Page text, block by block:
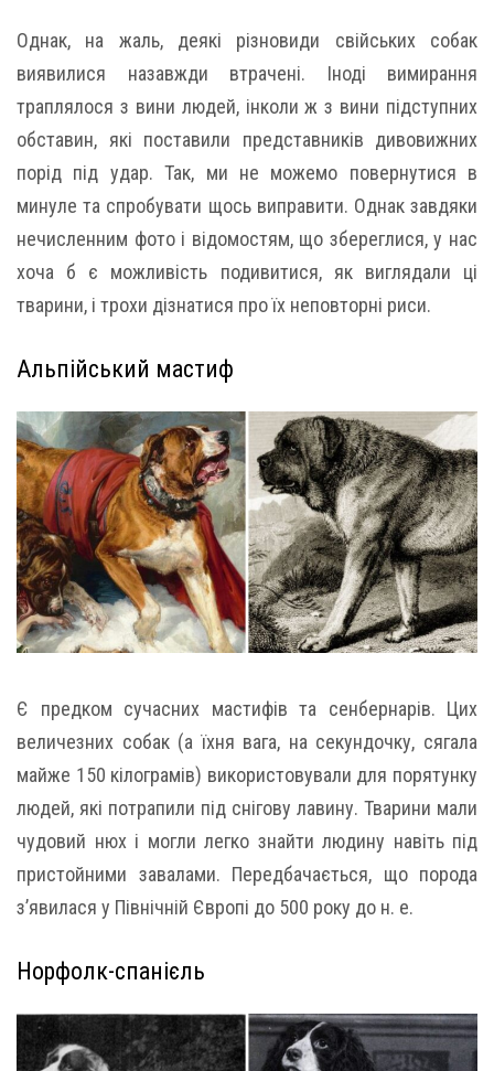
Однак, на жаль, деякі різновиди свійських собак
виявилися назавжди втрачені. Іноді вимирання
траплялося з вини людей, інколи ж з вини підступних
обставин, які поставили представників дивовижних
порід під удар. Так, ми не можемо повернутися в
минуле та спробувати щось виправити. Однак завдяки
нечисленним фото і відомостям, що збереглися, у нас
хоча б є можливість подивитися, як виглядали ці
тварини, і трохи дізнатися про їх неповторні риси.
Альпійський мастиф
Є предком сучасних мастифів та сенбернарів. Цих
величезних собак (а їхня вага, на секундочку, сягала
майже 150 кілограмів) використовували для порятунку
людей, які потрапили під снігову лавину. Тварини мали
чудовий нюх і могли легко знайти людину навіть під
пристойними завалами. Передбачається, що порода
з’явилася у Північній Європі до 500 року до н. е.
Норфолк-спанієль